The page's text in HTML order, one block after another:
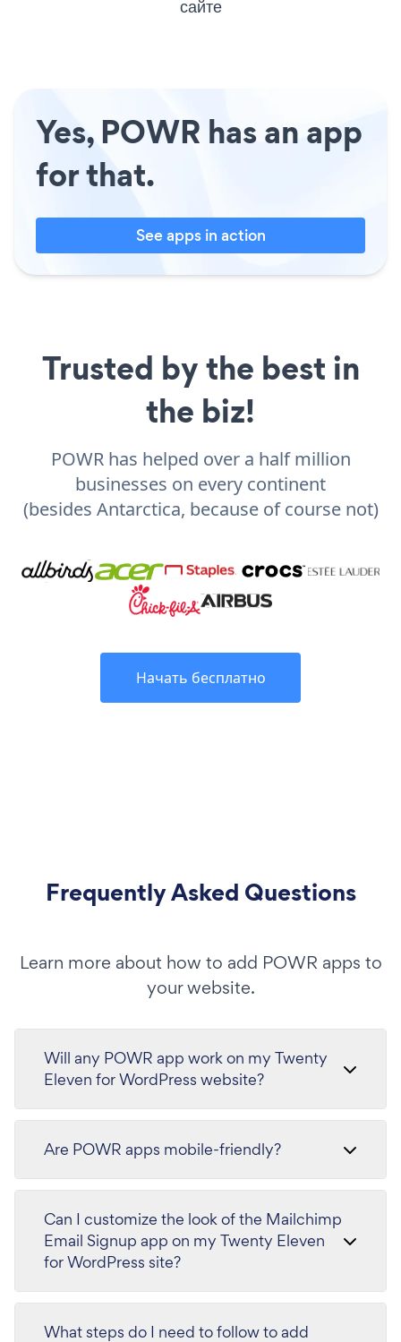
сайте
Yes, POWR has an app
for that.
See apps in action
Trusted by the best in
the biz!
POWR has helped over a half million
businesses on every continent
(besides Antarctica, because of course not)
Начать бесплатно
Frequently Asked Questions
Learn more about how to add POWR apps to
your website.
Will any POWR app work on my Twenty
Eleven for WordPress website?
Are POWR apps mobile-friendly?
Can I customize the look of the Mailchimp
Email Signup app on my Twenty Eleven
for WordPress site?
What steps do I need to follow to add